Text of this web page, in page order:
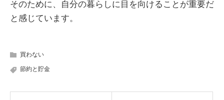
そのために、自分の暮らしに目を向けることが重要だ
と感じています。
買わない
節約と貯金